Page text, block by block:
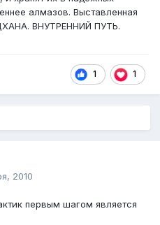
алмазов. Выставленная
ВНУТРЕННИЙ ПУТЬ.
1 1
2010
первым шагом является